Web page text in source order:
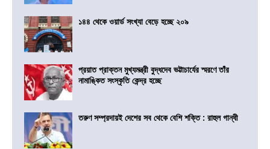
১৪৪ থেকে ওয়ার্ড সংখ্যা বেড়ে হচ্ছে ২০৯
প্রয়াত প্রাক্তন মুখ্যমন্ত্রী বুদ্ধদেব ভট্টাচার্যের স্মরণে তাঁর
নামাঙ্কিত সংস্কৃতি কেন্দ্র হচ্ছে
তরুণ সম্প্রদায়ই দেশের সব থেকে বেশি শক্তি : রাহুল গান্ধী